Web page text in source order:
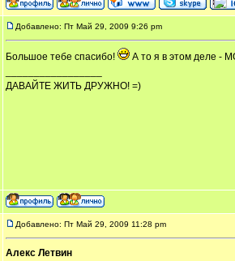
Добавлено: Пт Май 29, 2009 9:26 pm
Большое тебе спасибо!
А то я в этом деле -
ДАВАЙТЕ ЖИТЬ ДРУЖНО! =)
Добавлено: Пт Май 29, 2009 11:28 pm
Алекс Летвин